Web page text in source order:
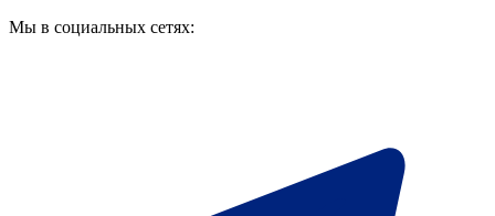
Мы в социальных сетях: